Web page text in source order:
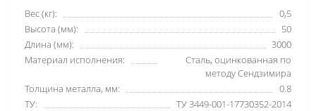
Вес (кг):
0,5
Высота (мм):
50
Длина (мм):
3000
Материал исполнения:
Сталь, оцинкованная по
методу Сендзимира
Толщина металла, мм:
0.8
ТУ:
ТУ 3449-001-17730352-2014